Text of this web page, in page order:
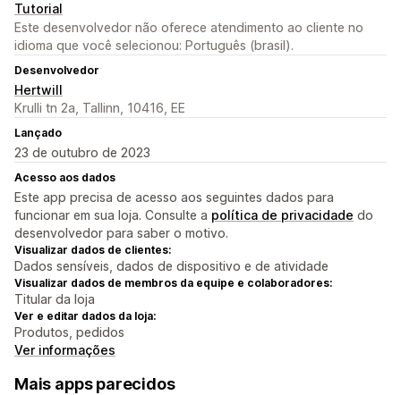
Tutorial
Este desenvolvedor não oferece atendimento ao cliente no
idioma que você selecionou: Português (brasil).
Desenvolvedor
Hertwill
Krulli tn 2a, Tallinn, 10416, EE
Lançado
23 de outubro de 2023
Acesso aos dados
Este app precisa de acesso aos seguintes dados para
funcionar em sua loja. Consulte a política de privacidade do
desenvolvedor para saber o motivo.
Visualizar dados de clientes:
Dados sensíveis, dados de dispositivo e de atividade
Visualizar dados de membros da equipe e colaboradores:
Titular da loja
Ver e editar dados da loja:
Produtos, pedidos
Ver informações
Mais apps parecidos